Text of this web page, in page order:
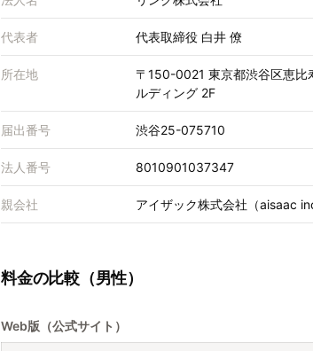
代表者 代表取締役 白井 僚
所在地
〒150-0021 東京都渋谷区恵比
ルディング 2F
届出番号 渋谷25-075710
法人番号 8010901037347
親会社 アイザック株式会社（aisaac
料金の比較（男性）
Web版（公式サイト）